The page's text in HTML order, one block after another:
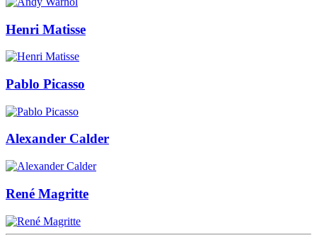
Henri Matisse
Pablo Picasso
Alexander Calder
René Magritte